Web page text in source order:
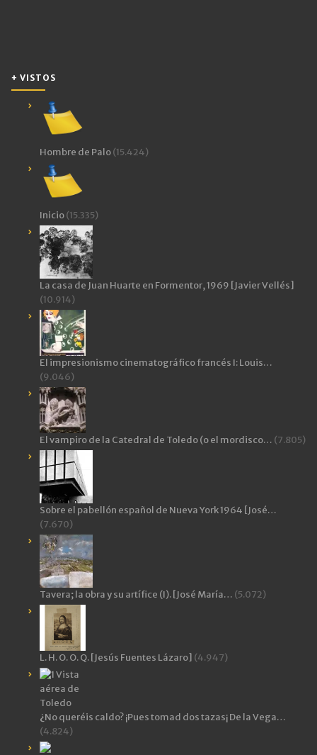
+ VISTOS
Hombre de Palo(15.424)
Inicio(15.335)
La casa de Juan Huarte en Formentor, 1969 [Javier Vellés]
(10.914)
El impresionismo cinematográfico francés I: Louis…
(9.046)
El vampiro de la Catedral de Toledo (o el mordisco… (7.805)
Sobre el pabellón español de Nueva York 1964 [José…
(7.670)
Tavera; la obra y su artífice (I). [José María… (5.072)
L. H. O. O. Q. [Jesús Fuentes Lázaro] (4.947)
¿No queréis caldo? ¡Pues tomad dos tazas¡ De la Vega…
(4.824)